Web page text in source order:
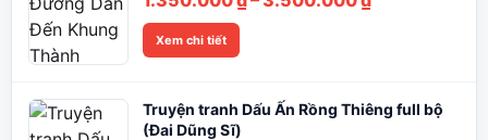
đến
Xem chi tiết
Truyện tranh Dấu Ấn Rồng Thiêng full bộ
(Đai Dũng Sĩ)